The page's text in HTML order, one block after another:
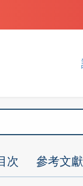
次 參考文獻